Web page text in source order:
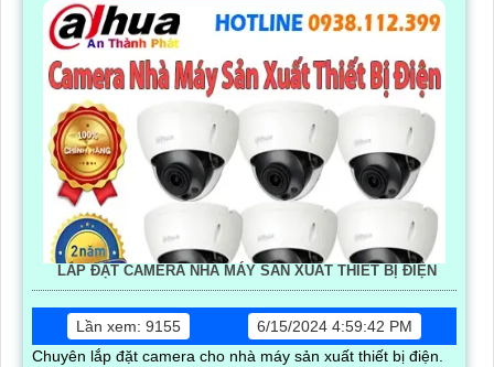
LẮP ĐẶT CAMERA NHÀ MÁY SẢN XUẤT THIẾT BỊ ĐIỆN
Lần xem: 9155
6/15/2024 4:59:42 PM
Chuyên lắp đặt camera cho nhà máy sản xuất thiết bị điện.